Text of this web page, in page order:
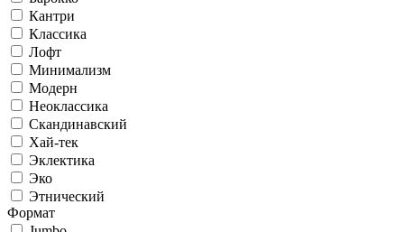
Кантри
Классика
Лофт
Минимализм
Модерн
Неоклассика
Скандинавский
Хай-тек
Эклектика
Эко
Этнический
Формат